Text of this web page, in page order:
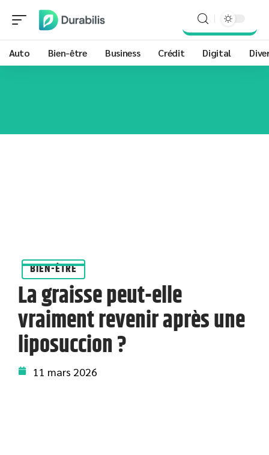
Auto Bien-être Business Crédit Digital
BIEN-ÊTRE
La graisse peut-elle
vraiment revenir après une
liposuccion ?
11 mars 2026